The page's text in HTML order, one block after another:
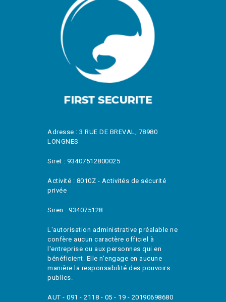
Adresse : 3 RUE DE BREVAL, 78980
LONGNES
Siret : 93407512800025
Activité : 8010Z - Activités de sécurité
privée
Siren : 934075128
L'autorisation administrative préalable ne
confère aucun caractère officiel à
l'entreprise ou aux personnes qui en
bénéficient. Elle n'engage en aucune
manière la responsabilité des pouvoirs
publics.
AUT - 091 - 2118 - 05 - 19 - 20190698680